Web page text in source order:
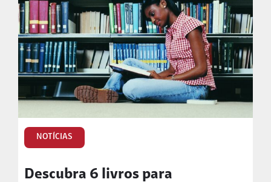
NOTÍCIAS
Descubra 6 livros para